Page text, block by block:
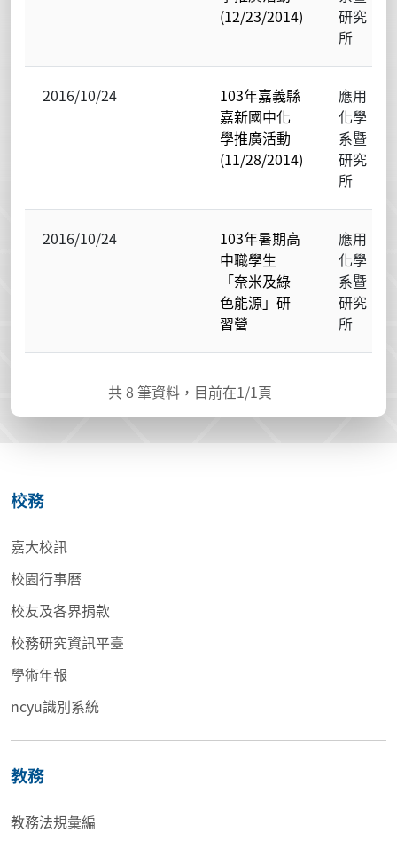
(12/23/2014)
研究
所
2016/10/24
103年嘉義縣
嘉新國中化
學推廣活動
(11/28/2014)
應用
化學
系暨
研究
所
2016/10/24
103年暑期高
中職學生
「奈米及綠
色能源」研
習營
應用
化學
系暨
研究
所
共8 筆資料，目前在1/1頁
校務
嘉大校訊
校園行事曆
校友及各界捐款
校務研究資訊平臺
學術年報
ncyu識別系統
教務
教務法規彙編